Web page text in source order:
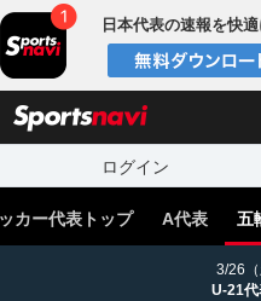
日本代表の速報を快
ログイン
カー代表トップ A代表 五
3/26
U-21代